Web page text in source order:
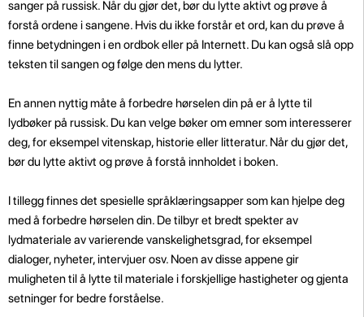
sanger på russisk. Når du gjør det, bør du lytte aktivt og prøve å
forstå ordene i sangene. Hvis du ikke forstår et ord, kan du prøve å
finne betydningen i en ordbok eller på Internett. Du kan også slå opp
teksten til sangen og følge den mens du lytter.
En annen nyttig måte å forbedre hørselen din på er å lytte til
lydbøker på russisk. Du kan velge bøker om emner som interesserer
deg, for eksempel vitenskap, historie eller litteratur. Når du gjør det,
bør du lytte aktivt og prøve å forstå innholdet i boken.
I tillegg finnes det spesielle språklæringsapper som kan hjelpe deg
med å forbedre hørselen din. De tilbyr et bredt spekter av
lydmateriale av varierende vanskelighetsgrad, for eksempel
dialoger, nyheter, intervjuer osv. Noen av disse appene gir
muligheten til å lytte til materiale i forskjellige hastigheter og gjenta
setninger for bedre forståelse.